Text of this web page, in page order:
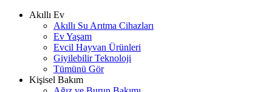
Akıllı Ev
Akıllı Su Arıtma Cihazları
Ev Yaşam
Evcil Hayvan Ürünleri
Giyilebilir Teknoloji
Tümünü Gör
Kişisel Bakım